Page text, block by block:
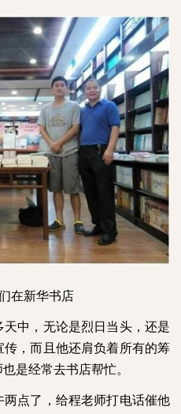
在新华书店
中，无论是烈日当头，还是
，而且他还肩负着所有的筹
是经常去书店帮忙。
点了，给程老师打电话催他